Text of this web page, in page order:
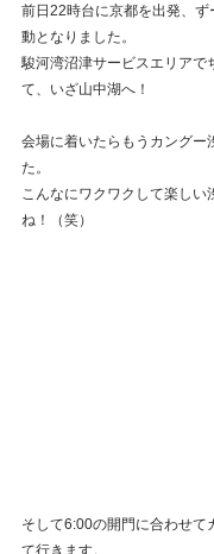
前日22時台に京都を出発、
動となりました。
駿河湾沼津サービスエリアで
て、いざ山中湖へ！
会場に着いたらもうカングー
た。
こんなにワクワクして楽しい
ね！（笑）
そして6:00の開門に合わせて
て行きます。